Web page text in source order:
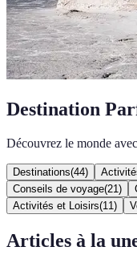
Destination
Découvrez le monde
Destinations(44)
Conseils de voyage(21 )
Activités et Loisirs(11 )
Articles à la